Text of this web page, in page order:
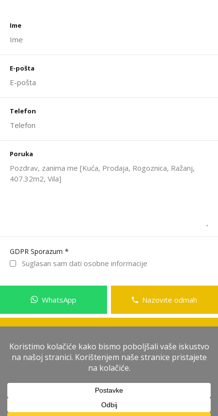
Ime
E-pošta
Telefon
Poruka
GDPR Sporazum *
Suglasan sam dati osobne informacije
WhatsApp Nazovite odmah